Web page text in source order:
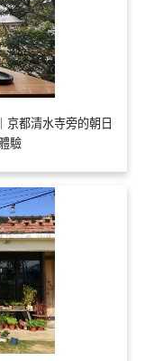
京都清水寺旁的朝日
驗